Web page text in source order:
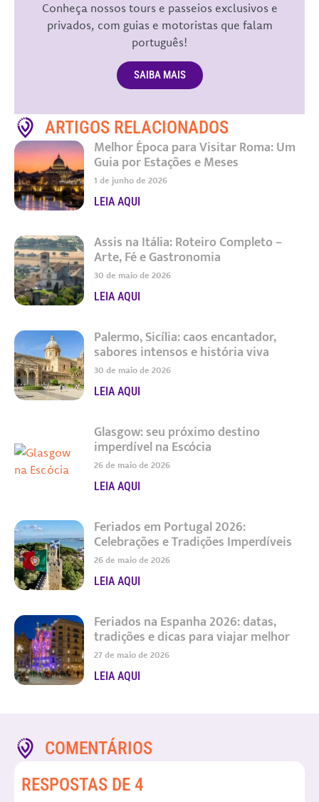
Conheça nossos tours e passeios exclusivos e
privados, com guias e motoristas que falam
português!
SAIBA MAIS
ARTIGOS RELACIONADOS
Melhor Época para Visitar Roma: Um
Guia por Estações e Meses
1 de junho de 2026
LEIA AQUI
Assis na Itália: Roteiro Completo –
Arte, Fé e Gastronomia
30 de maio de 2026
LEIA AQUI
Palermo, Sicília: caos encantador,
sabores intensos e história viva
30 de maio de 2026
LEIA AQUI
Glasgow: seu próximo destino
imperdível na Escócia
26 de maio de 2026
LEIA AQUI
Feriados em Portugal 2026:
Celebrações e Tradições Imperdíveis
26 de maio de 2026
LEIA AQUI
Feriados na Espanha 2026: datas,
tradições e dicas para viajar melhor
27 de maio de 2026
LEIA AQUI
COMENTÁRIOS
RESPOSTAS DE 4